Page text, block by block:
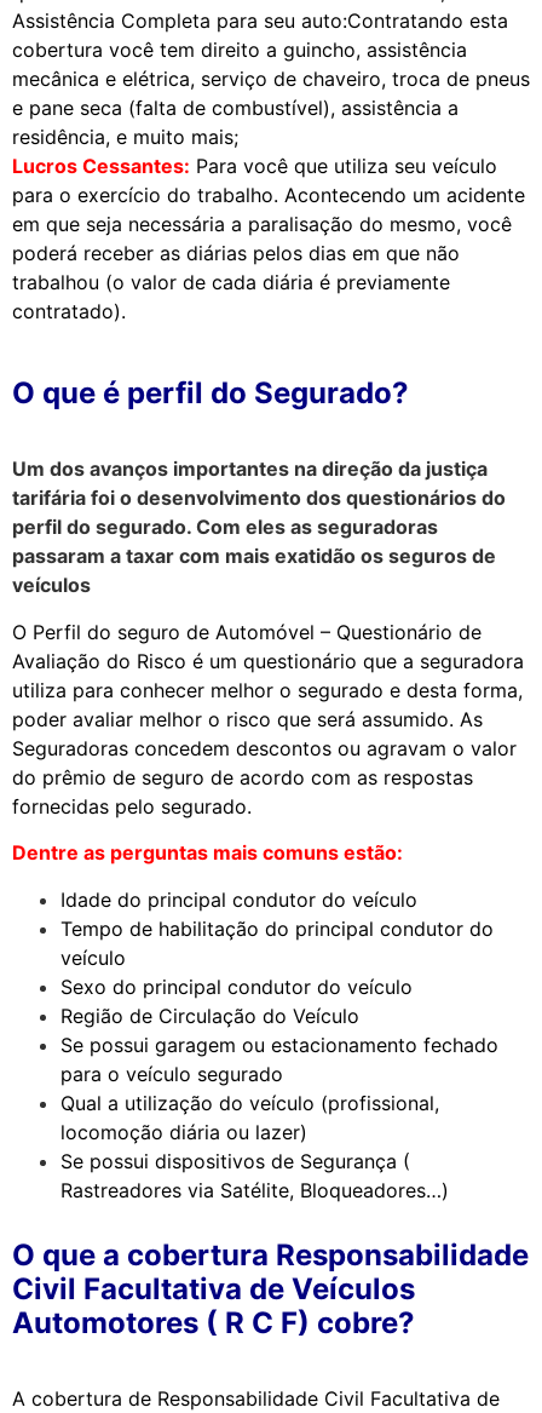
Assistência Completa para seu auto:Contratando esta
cobertura você tem direito a guincho, assistência
mecânica e elétrica, serviço de chaveiro, troca de pneus
e pane seca (falta de combustível), assistência a
residência, e muito mais;
Lucros Cessantes: Para você que utiliza seu veículo
para o exercício do trabalho. Acontecendo um acidente
em que seja necessária a paralisação do mesmo, você
poderá receber as diárias pelos dias em que não
trabalhou (o valor de cada diária é previamente
contratado).
O que é perfil do Segurado?
Um dos avanços importantes na direção da justiça
tarifária foi o desenvolvimento dos questionários do
perfil do segurado. Com eles as seguradoras
passaram a taxar com mais exatidão os seguros de
veículos
O Perfil do seguro de Automóvel – Questionário de
Avaliação do Risco é um questionário que a seguradora
utiliza para conhecer melhor o segurado e desta forma,
poder avaliar melhor o risco que será assumido. As
Seguradoras concedem descontos ou agravam o valor
do prêmio de seguro de acordo com as respostas
fornecidas pelo segurado.
Dentre as perguntas mais comuns estão:
Idade do principal condutor do veículo
Tempo de habilitação do principal condutor do
veículo
Sexo do principal condutor do veículo
Região de Circulação do Veículo
Se possui garagem ou estacionamento fechado
para o veículo segurado
Qual a utilização do veículo (profissional,
locomoção diária ou lazer)
Se possui dispositivos de Segurança (
Rastreadores via Satélite, Bloqueadores…)
O que a cobertura Responsabilidade
Civil Facultativa de Veículos
Automotores ( R C F) cobre?
A cobertura de Responsabilidade Civil Facultativa de